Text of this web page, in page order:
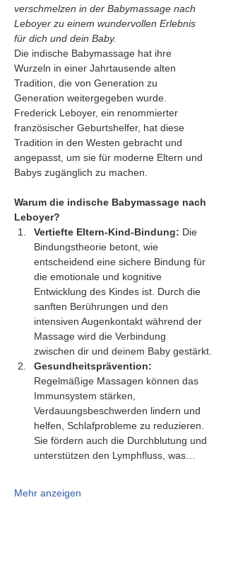
verschmelzen in der Babymassage nach
Leboyer zu einem wundervollen Erlebnis
für dich und dein Baby.
Die indische Babymassage hat ihre
Wurzeln in einer Jahrtausende alten
Tradition, die von Generation zu
Generation weitergegeben wurde.
Frederick Leboyer, ein renommierter
französischer Geburtshelfer, hat diese
Tradition in den Westen gebracht und
angepasst, um sie für moderne Eltern und
Babys zugänglich zu machen.
Warum die indische Babymassage nach
Leboyer?
Vertiefte Eltern-Kind-Bindung: Die
Bindungstheorie betont, wie
entscheidend eine sichere Bindung für
die emotionale und kognitive
Entwicklung des Kindes ist. Durch die
sanften Berührungen und den
intensiven Augenkontakt während der
Massage wird die Verbindung
zwischen dir und deinem Baby gestärkt.
Gesundheitsprävention:
Regelmäßige Massagen können das
Immunsystem stärken,
Verdauungsbeschwerden lindern und
helfen, Schlafprobleme zu reduzieren.
Sie fördern auch die Durchblutung und
unterstützen den Lymphfluss, was…
Mehr anzeigen